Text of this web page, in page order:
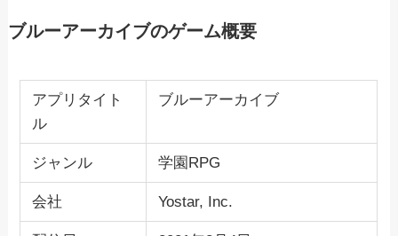
ブルーアーカイブのゲーム概要
アプリタイト
ル
ブルーアーカイブ
ジャンル 学園RPG
会社 Yostar, Inc.